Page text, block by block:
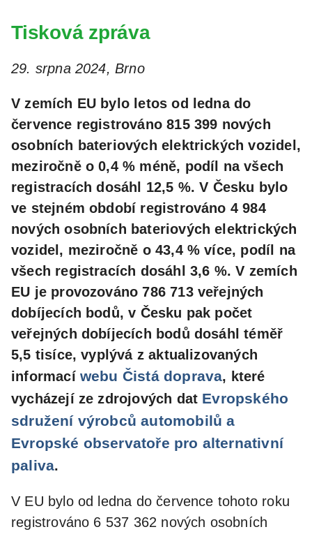
Tisková zpráva
29. srpna 2024, Brno
V zemích EU bylo letos od ledna do
července registrováno 815 399 nových
osobních bateriových elektrických vozidel,
meziročně o 0,4 % méně, podíl na všech
registracích dosáhl 12,5 %. V Česku bylo
ve stejném období registrováno 4 984
nových osobních bateriových elektrických
vozidel, meziročně o 43,4 % více, podíl na
všech registracích dosáhl 3,6 %. V zemích
EU je provozováno 786 713 veřejných
dobíjecích bodů, v Česku pak počet
veřejných dobíjecích bodů dosáhl téměř
5,5 tisíce, vyplývá z aktualizovaných
informací webu Čistá doprava, které
vycházejí ze zdrojových dat Evropského
sdružení výrobců automobilů a
Evropské observatoře pro alternativní
paliva.
V EU bylo od ledna do července tohoto roku
registrováno 6 537 362 nových osobních